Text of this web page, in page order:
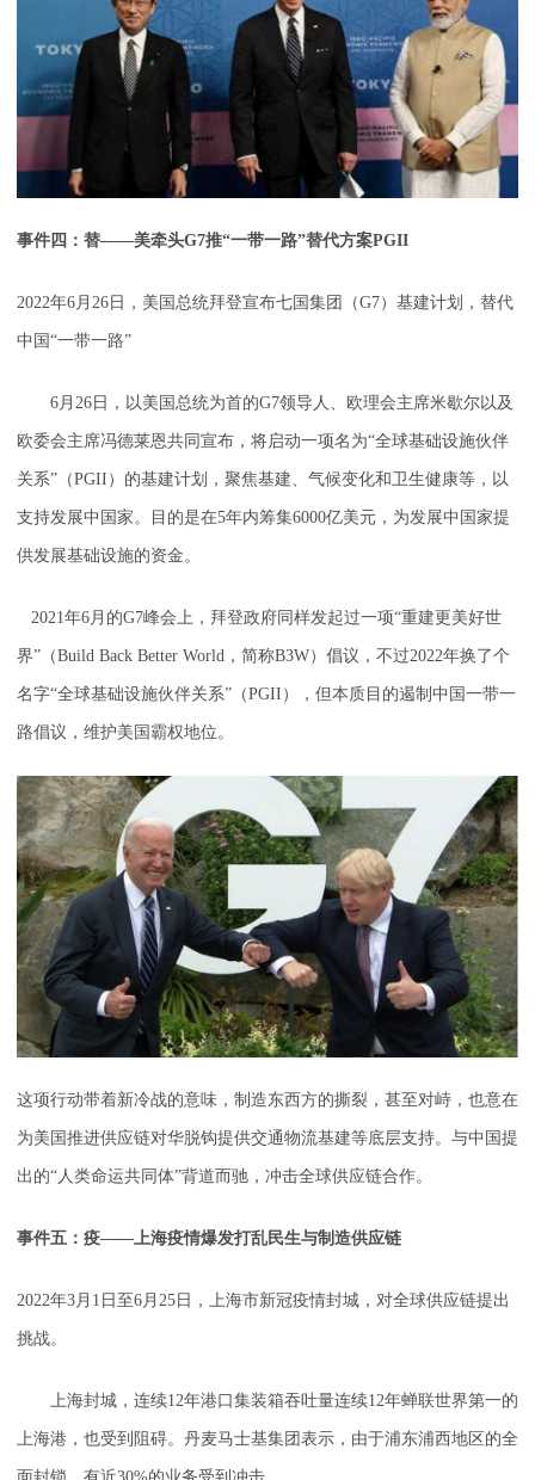
事件四：替——美牵头G7推“一带一路”替代方案PGII
2022年6月26日，美国总统拜登宣布七国集团（G7）基建计划，替代
中国“一带一路”
6月26日，以美国总统为首的G7领导人、欧理会主席米歇尔以及
欧委会主席冯德莱恩共同宣布，将启动一项名为“全球基础设施伙伴
关系”（PGII）的基建计划，聚焦基建、气候变化和卫生健康等，以
支持发展中国家。目的是在5年内筹集6000亿美元，为发展中国家提
供发展基础设施的资金。
2021年6月的G7峰会上，拜登政府同样发起过一项“重建更美好世
界”（Build Back Better World，简称B3W）倡议，不过2022年换了个
名字“全球基础设施伙伴关系”（PGII），但本质目的遏制中国一带一
路倡议，维护美国霸权地位。
这项行动带着新冷战的意味，制造东西方的撕裂，甚至对峙，也意在
为美国推进供应链对华脱钩提供交通物流基建等底层支持。与中国提
出的“人类命运共同体”背道而驰，冲击全球供应链合作。
事件五：疫——上海疫情爆发打乱民生与制造供应链
2022年3月1日至6月25日，上海市新冠疫情封城，对全球供应链提出
挑战。
上海封城，连续12年港口集装箱吞吐量连续12年蝉联世界第一的
上海港，也受到阻碍。丹麦马士基集团表示，由于浦东浦西地区的全